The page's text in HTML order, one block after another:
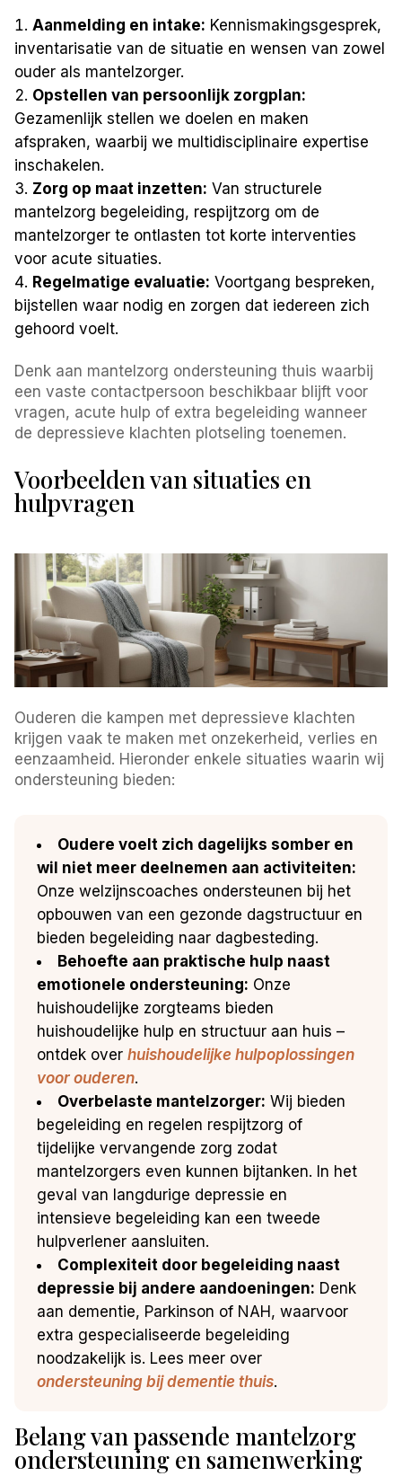
Aanmelding en intake: Kennismakingsgesprek,
inventarisatie van de situatie en wensen van zowel
ouder als mantelzorger.
Opstellen van persoonlijk zorgplan:
Gezamenlijk stellen we doelen en maken
afspraken, waarbij we multidisciplinaire expertise
inschakelen.
Zorg op maat inzetten: Van structurele
mantelzorg begeleiding, respijtzorg om de
mantelzorger te ontlasten tot korte interventies
voor acute situaties.
Regelmatige evaluatie: Voortgang bespreken,
bijstellen waar nodig en zorgen dat iedereen zich
gehoord voelt.
Denk aan mantelzorg ondersteuning thuis waarbij
een vaste contactpersoon beschikbaar blijft voor
vragen, acute hulp of extra begeleiding wanneer
de depressieve klachten plotseling toenemen.
Voorbeelden van situaties en
hulpvragen
Ouderen die kampen met depressieve klachten
krijgen vaak te maken met onzekerheid, verlies en
eenzaamheid. Hieronder enkele situaties waarin wij
ondersteuning bieden:
Oudere voelt zich dagelijks somber en
wil niet meer deelnemen aan activiteiten:
Onze welzijnscoaches ondersteunen bij het
opbouwen van een gezonde dagstructuur en
bieden begeleiding naar dagbesteding.
Behoefte aan praktische hulp naast
emotionele ondersteuning: Onze
huishoudelijke zorgteams bieden
huishoudelijke hulp en structuur aan huis –
ontdek overhuishoudelijke hulpoplossingen
voor ouderen.
Overbelaste mantelzorger: Wij bieden
begeleiding en regelen respijtzorg of
tijdelijke vervangende zorg zodat
mantelzorgers even kunnen bijtanken. In het
geval van langdurige depressie en
intensieve begeleiding kan een tweede
hulpverlener aansluiten.
Complexiteit door begeleiding naast
depressie bij andere aandoeningen: Denk
aan dementie, Parkinson of NAH, waarvoor
extra gespecialiseerde begeleiding
noodzakelijk is. Lees meer over
ondersteuning bij dementie thuis.
Belang van passende mantelzorg
ondersteuning en samenwerking